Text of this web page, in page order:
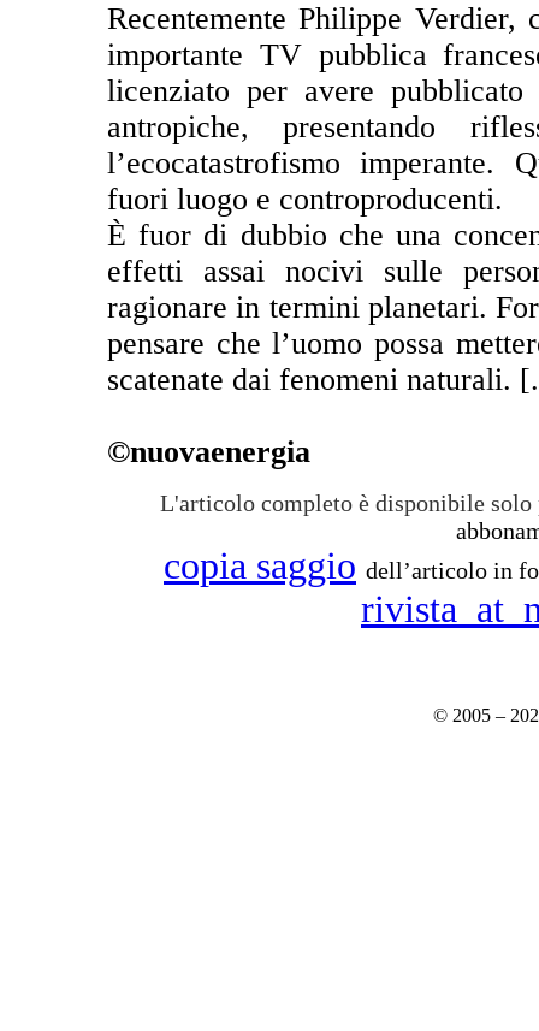
Recentemente Philippe
importante TV pubblica
licenziato per avere
antropiche, presentando
l’ecocatastrofismo imperante.
fuori luogo e controproducenti.
È fuor di dubbio che una
effetti assai nocivi sulle
ragionare in termini planetari.
pensare che l’uomo possa
scatenate dai fenomeni naturali.
©nuovaenergia
L'articolo completo è disponibile
copia saggio dell’articolo in
© 2005 –